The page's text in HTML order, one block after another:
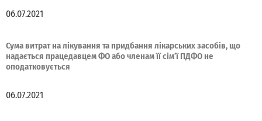
06.07.2021
Сума витрат на лікування та придбання лікарських засобів, що
надається працедавцем ФО або членам її сім’ї ПДФО не
оподатковується
06.07.2021